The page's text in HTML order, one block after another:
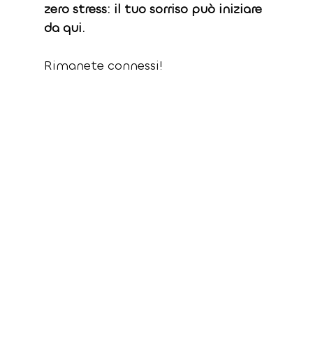
zero stress: il tuo sorriso può iniziare
da qui.
Rimanete connessi!